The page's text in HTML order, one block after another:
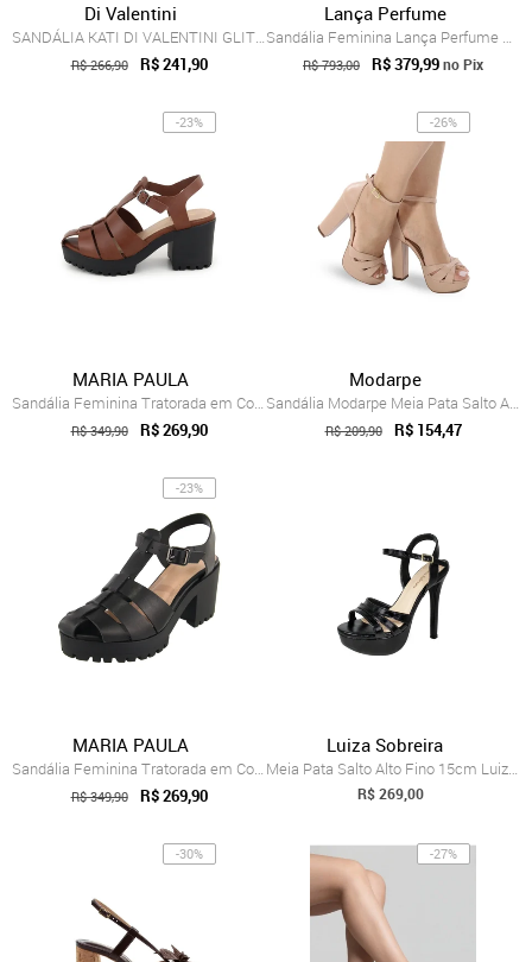
Di Valentini
SANDÁLIA KATI DI VALENTINI GLITTER
R$ 266,90 R$ 241,90
Lança Perfume
Sandália Feminina Lança Perfume Salto Bl...
R$ 793,00 R$ 379,99no Pix
-23%
MARIA PAULA
Sandália Feminina Tratorada em Couro Sal...
R$ 349,90 R$ 269,90
-26%
Modarpe
Sandália Modarpe Meia Pata Salto Alto Gr...
R$ 209,90 R$ 154,47
-23%
MARIA PAULA
Sandália Feminina Tratorada em Couro Sal...
R$ 349,90 R$ 269,90
Luiza Sobreira
Meia Pata Salto Alto Fino 15cm Luiza Sob...
R$ 269,00
-30% -27%